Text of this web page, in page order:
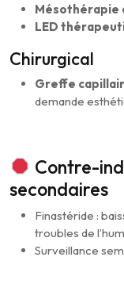
Mésothérapie
LED
Chirurgical
Greffe
demande
Contre-
secondaires
Finastéride :
troubles de
Surveillance